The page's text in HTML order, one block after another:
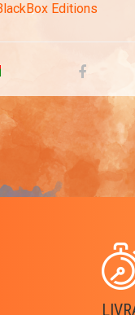
Editions